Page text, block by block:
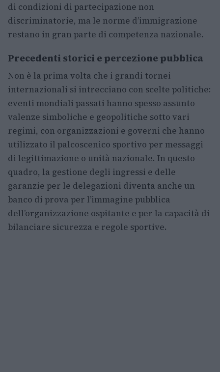
di condizioni di partecipazione non
discriminatorie, ma le norme d’immigrazione
restano in gran parte di competenza nazionale.
Precedenti storici e percezione pubblica
Non è la prima volta che i grandi tornei
internazionali si intrecciano con scelte politiche:
eventi mondiali passati hanno spesso assunto
valenze simboliche e geopolitiche sotto vari
regimi, con organizzazioni e governi che hanno
utilizzato il palcoscenico sportivo per messaggi
di legittimazione o unità nazionale. In questo
quadro, la gestione degli ingressi e delle
garanzie per le delegazioni diventa anche un
banco di prova per l’immagine pubblica
dell’organizzazione ospitante e per la capacità di
bilanciare sicurezza e regole sportive.